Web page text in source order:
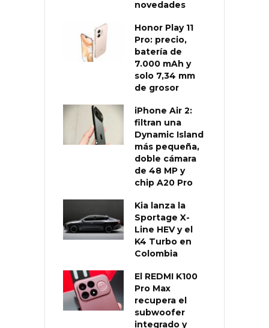
novedades
Honor Play 11
Pro: precio,
batería de
7.000 mAh y
solo 7,34 mm
de grosor
iPhone Air 2:
filtran una
Dynamic Island
más pequeña,
doble cámara
de 48 MP y
chip A20 Pro
Kia lanza la
Sportage X-
Line HEV y el
K4 Turbo en
Colombia
El REDMI K100
Pro Max
recupera el
subwoofer
integrado y